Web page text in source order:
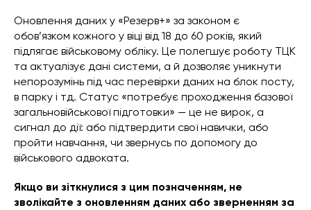
Оновлення даних у «Резерв+» за законом є
обов’язком кожного у віці від 18 до 60 років, який
підлягає військовому обліку. Це полегшує роботу ТЦК
та актуалізує дані системи, а й дозволяє уникнути
непорозумінь під час перевірки даних на блок посту,
в парку і тд. Статус «потребує проходження базової
загальновійськової підготовки» — це не вирок, а
сигнал до дії: або підтвердити свої навички, або
пройти навчання, чи звернусь по допомогу до
військового адвоката.
Якщо ви зіткнулися з цим позначенням, не
зволікайте з оновленням даних або зверненням за